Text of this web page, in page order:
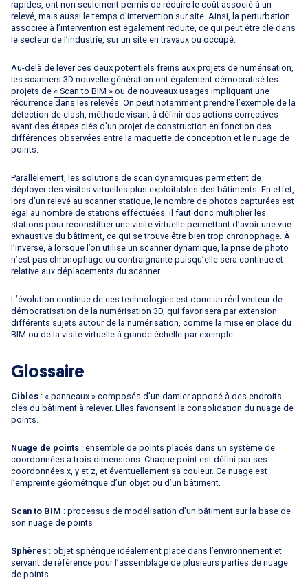
rapides, ont non seulement permis de réduire le coût associé à un
relevé, mais aussi le temps d’intervention sur site. Ainsi, la perturbation
associée à l’intervention est également réduite, ce qui peut être clé dans
le secteur de l’industrie, sur un site en travaux ou occupé.
Au-delà de lever ces deux potentiels freins aux projets de numérisation,
les scanners 3D nouvelle génération ont également démocratisé les
projets de « Scan to BIM » ou de nouveaux usages impliquant une
récurrence dans les relevés. On peut notamment prendre l’exemple de la
détection de clash, méthode visant à définir des actions correctives
avant des étapes clés d’un projet de construction en fonction des
différences observées entre la maquette de conception et le nuage de
points.
Parallèlement, les solutions de scan dynamiques permettent de
déployer des visites virtuelles plus exploitables des bâtiments. En effet,
lors d’un relevé au scanner statique, le nombre de photos capturées est
égal au nombre de stations effectuées. Il faut donc multiplier les
stations pour reconstituer une visite virtuelle permettant d’avoir une vue
exhaustive du bâtiment, ce qui se trouve être bien trop chronophage. À
l’inverse, à lorsque l’on utilise un scanner dynamique, la prise de photo
n’est pas chronophage ou contraignante puisqu’elle sera continue et
relative aux déplacements du scanner.
L’évolution continue de ces technologies est donc un réel vecteur de
démocratisation de la numérisation 3D, qui favorisera par extension
différents sujets autour de la numérisation, comme la mise en place du
BIM ou de la visite virtuelle à grande échelle par exemple.
Glossaire
Cibles : « panneaux » composés d’un damier apposé à des endroits
clés du bâtiment à relever. Elles favorisent la consolidation du nuage de
points.
Nuage de points : ensemble de points placés dans un système de
coordonnées à trois dimensions. Chaque point est défini par ses
coordonnées x, y et z, et éventuellement sa couleur. Ce nuage est
l’empreinte géométrique d’un objet ou d’un bâtiment.
Scan to BIM : processus de modélisation d’un bâtiment sur la base de
son nuage de points
Sphères : objet sphérique idéalement placé dans l’environnement et
servant de référence pour l’assemblage de plusieurs parties de nuage
de points.